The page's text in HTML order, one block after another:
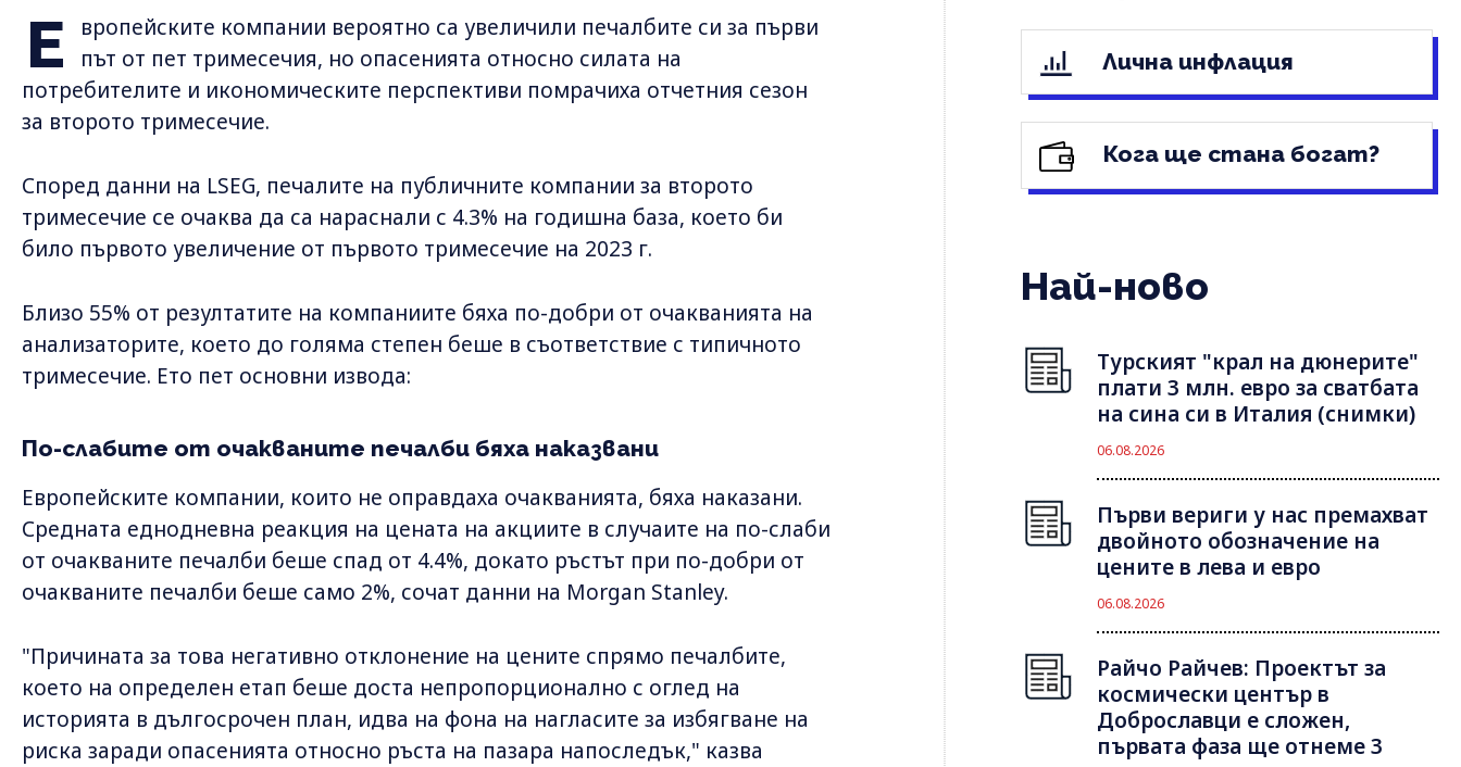
Е
вропейските компании вероятно са увеличили печалбите си за първи
път от пет тримесечия, но опасенията относно силата на
потребителите и икономическите перспективи помрачиха отчетния сезон
за второто тримесечие.
Според данни на LSEG, печалите на публичните компании за второто
тримесечие се очаква да са нараснали с 4.3% на годишна база, което би
било първото увеличение от първото тримесечие на 2023 г.
Близо 55% от резултатите на компаниите бяха по-добри от очакванията на
анализаторите, което до голяма степен беше в съответствие с типичното
тримесечие. Ето пет основни извода:
По-слабите от очакваните печалби бяха наказвани
Европейските компании, които не оправдаха очакванията, бяха наказани.
Средната еднодневна реакция на цената на акциите в случаите на по-слаби
от очакваните печалби беше спад от 4.4%, докато ръстът при по-добри от
очакваните печалби беше само 2%, сочат данни на Morgan Stanley.
"Причината за това негативно отклонение на цените спрямо печалбите,
което на определен етап беше доста непропорционално с оглед на
историята в дългосрочен план, идва на фона на нагласите за избягване на
риска заради опасенията относно ръста на пазара напоследък," казва
Лична инфлация
Кога ще стана богат?
Най-ново
Турският "крал на дюнерите"
плати 3 млн. евро за сватбата
на сина си в Италия (снимки)
06.08.2026
Първи вериги у нас премахват
двойното обозначение на
цените в лева и евро
06.08.2026
Райчо Райчев: Проектът за
космически център в
Доброславци е сложен,
първата фаза ще отнеме 3